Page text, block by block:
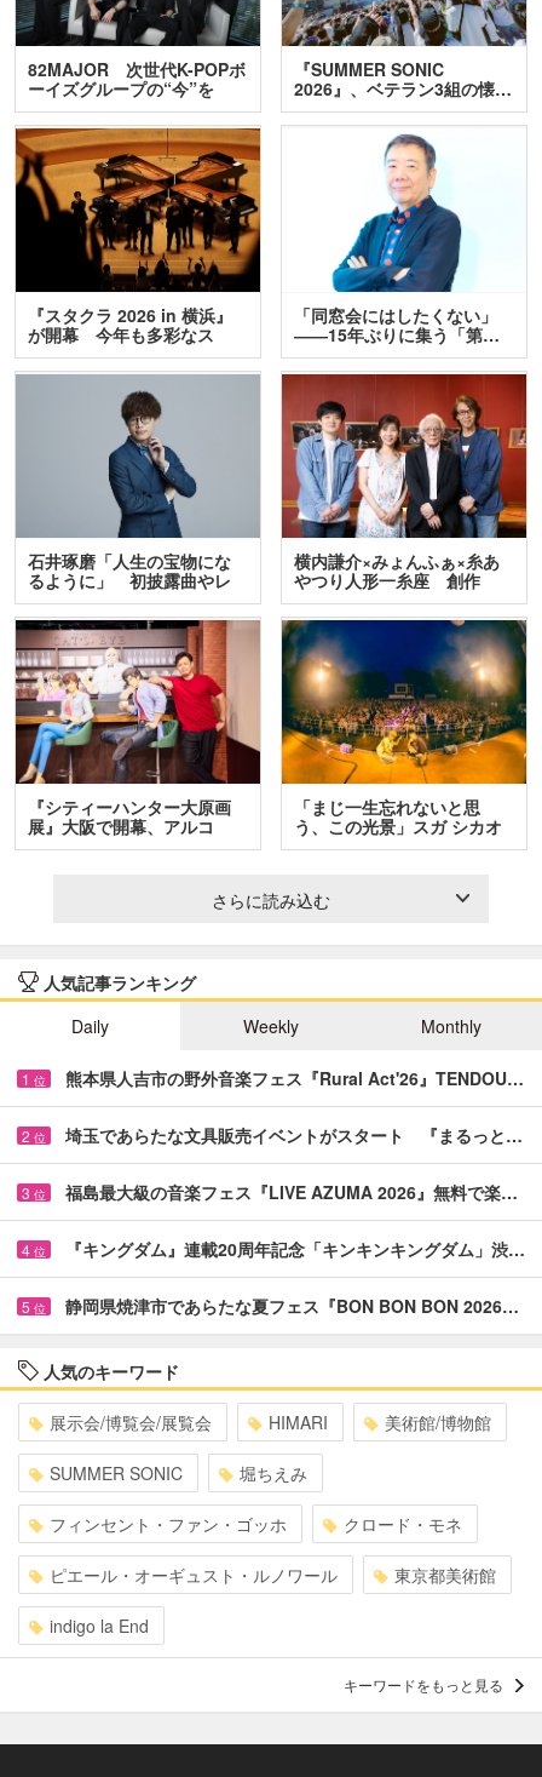
82MAJOR 次世代K-POPボ
ーイズグループの“今”を
訊…
『SUMMER SONIC
2026』、ベテラン3組の懐…
『スタクラ 2026 in 横浜』
が開幕 今年も多彩なス
テ…
「同窓会にはしたくない」
――15年ぶりに集う「第…
石井琢磨「人生の宝物にな
るように」 初披露曲やレ
ア…
横内謙介×みょんふぁ×糸あ
やつり人形一糸座 創作
人…
『シティーハンター大原画
展』大阪で開幕、アルコ
＆…
「まじ一生忘れないと思
う、この光景」スガ シカオ
と…
さらに読み込む
人気記事ランキング
Daily
Weekly Monthly
1 位 熊本県人吉市の野外音楽フェス『Rural Act'26』TENDOU…
2 位 埼玉であらたな文具販売イベントがスタート 『まるっと…
3 位 福島最大級の音楽フェス『LIVE AZUMA 2026』無料で楽…
4 位 『キングダム』連載20周年記念「キンキンキングダム」渋…
5 位 静岡県焼津市であらたな夏フェス『BON BON BON 2026…
人気のキーワード
展示会/博覧会/展覧会 HIMARI 美術館/博物館
SUMMER SONIC 堀ちえみ
フィンセント・ファン・ゴッホ クロード・モネ
ピエール・オーギュスト・ルノワール 東京都美術館
indigo la End
キーワードをもっと見る